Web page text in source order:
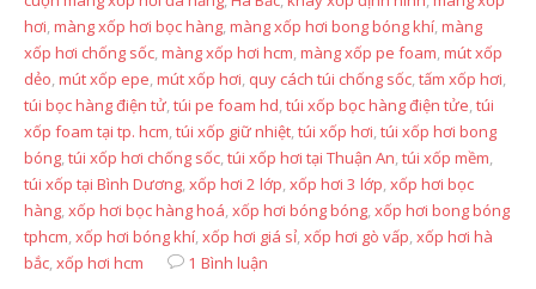
hơi,màng xốp hơi bọc hàng,màng xốp hơi bong bóng khí,màng
xốp hơi chống sốc,màng xốp hơi hcm,màng xốp pe foam,mút xốp
dẻo,mút xốp epe,mút xốp hơi, quy cách túi chống sốc,tấm xốp hơi,
túi bọc hàng điện tử,túi pe foam hd,túi xốp bọc hàng điện tửe,túi
xốp foam tại tp. hcm,túi xốp giữ nhiệt,túi xốp hơi,túi xốp hơi bong
bóng,túi xốp hơi chống sốc,túi xốp hơi tại Thuận An,túi xốp mềm,
túi xốp tại Bình Dương,xốp hơi 2 lớp,xốp hơi 3 lớp,xốp hơi bọc
hàng,xốp hơi bọc hàng hoá,xốp hơi bóng bóng,xốp hơi bong bóng
tphcm,xốp hơi bóng khí,xốp hơi giá sỉ,xốp hơi gò vấp,xốp hơi hà
bắc,xốp hơi hcm 1 Bình luận